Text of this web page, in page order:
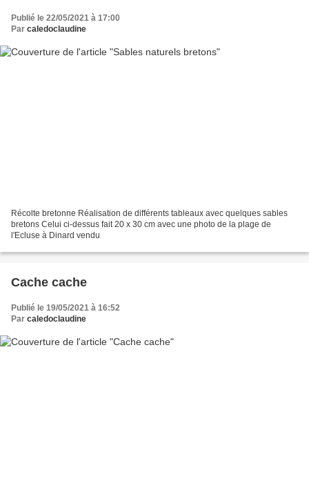
Publié le 22/05/2021 à 17:00
Par caledoclaudine
Récolte bretonne Réalisation de différents tableaux avec quelques sables
bretons Celui ci-dessus fait 20 x 30 cm avec une photo de la plage de
l'Ecluse à Dinard vendu
Cache cache
Publié le 19/05/2021 à 16:52
Par caledoclaudine